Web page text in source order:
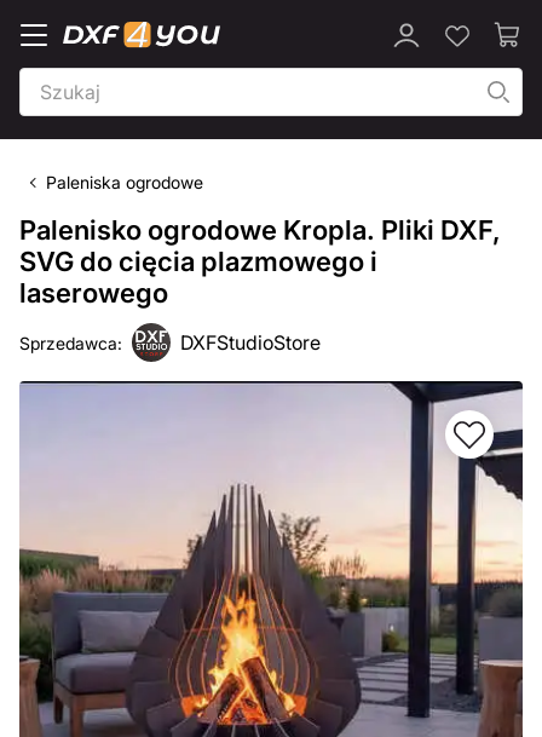
Paleniska ogrodowe
Palenisko ogrodowe Kropla. Pliki DXF,
SVG do cięcia plazmowego i
laserowego
Sprzedawca: DXFStudioStore